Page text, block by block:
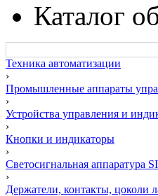
Каталог
Техника автоматизации
›
Промышленные аппараты
›
Устройства управления и
›
Кнопки и индикаторы
›
Светосигнальная аппаратура
›
Держатели, контакты, цоколи